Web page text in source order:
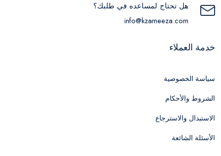
هل تحتاج لمساعده في طلبك؟
info@kzameeza.com
خدمة العملاء
سياسة الخصوصية
الشروط والأحكام
الاستبدال والاسترجاع
الأسئلة الشائعة